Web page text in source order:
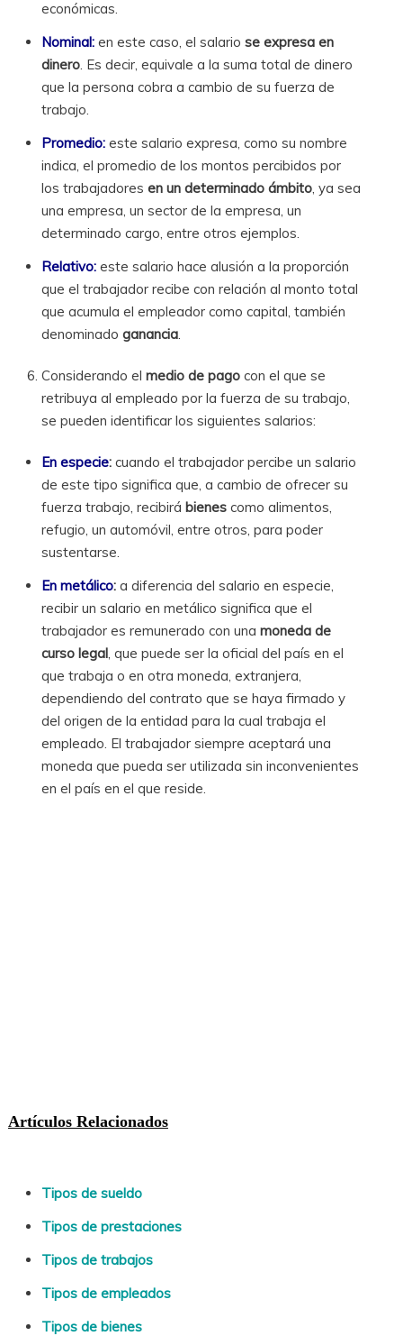
económicas.
Nominal: en este caso, el salario se expresa en
dinero . Es decir, equivale a la suma total de dinero
que la persona cobra a cambio de su fuerza de
trabajo.
Promedio: este salario expresa, como su nombre
indica, el promedio de los montos percibidos por
los trabajadoresen un determinado ámbito , ya sea
una empresa, un sector de la empresa, un
determinado cargo, entre otros ejemplos.
Relativo: este salario hace alusión a la proporción
que el trabajador recibe con relación al monto total
que acumula el empleador como capital, también
denominadoganancia
Considerando elmedio de pagocon el que se
retribuya al empleado por la fuerza de su trabajo,
se pueden identificar los siguientes salarios:
En especie:cuando el trabajador percibe un salario
de este tipo significa que, a cambio de ofrecer su
fuerza trabajo, recibirá bienes como alimentos,
refugio, un automóvil, entre otros, para poder
sustentarse.
En metálico:a diferencia del salario en especie,
recibir un salario en metálico significa que el
trabajador es remunerado con unamoneda de
curso legal, que puede ser la oficial del país en el
que trabaja o en otra moneda, extranjera,
dependiendo del contrato que se haya firmado y
del origen de la entidad para la cual trabaja el
empleado. El trabajador siempre aceptará una
moneda que pueda ser utilizada sin inconvenientes
en el país en el que reside.
Artículos Relacionados
Tipos de sueldo
Tipos de prestaciones
Tipos de trabajos
Tipos de empleados
Tipos de bienes